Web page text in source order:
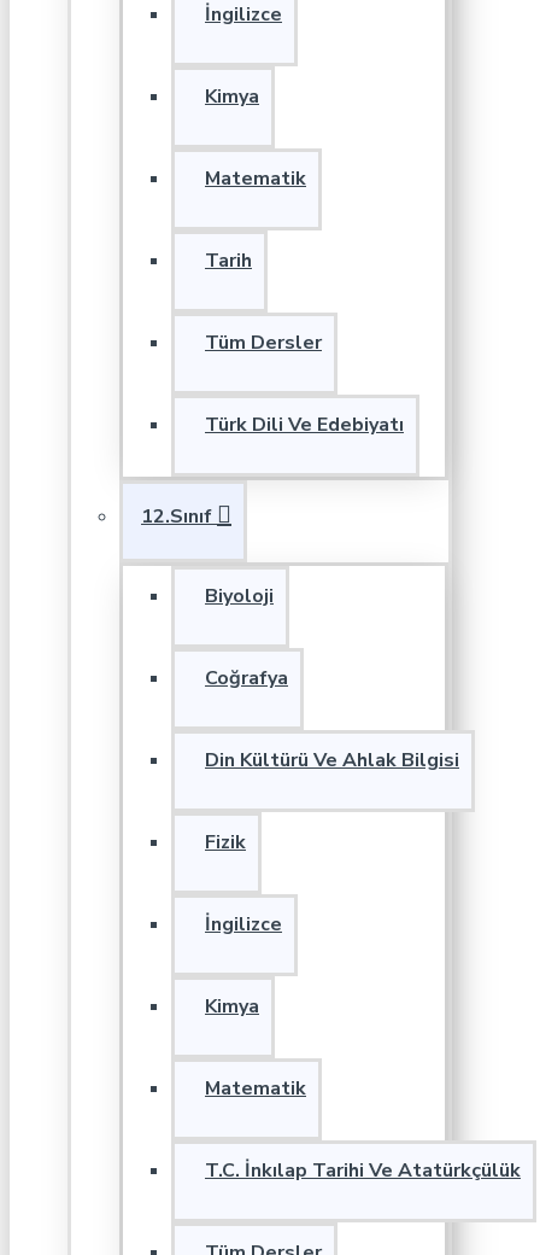
İngilizce
Kimya
Matematik
Tarih
Tüm Dersler
Türk Dili Ve Edebiyatı
12.Sınıf
Biyoloji
Coğrafya
Din Kültürü Ve Ahlak Bilgisi
Fizik
İngilizce
Kimya
Matematik
T.C. İnkılap Tarihi Ve Atatürkçülük